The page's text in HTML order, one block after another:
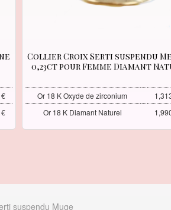
Collier Croix Serti suspendu
0,23ct pour Femme Diamant
Or 18 K Oxyde de zirconium
Or 18 K Diamant Naturel
suspendu Muge